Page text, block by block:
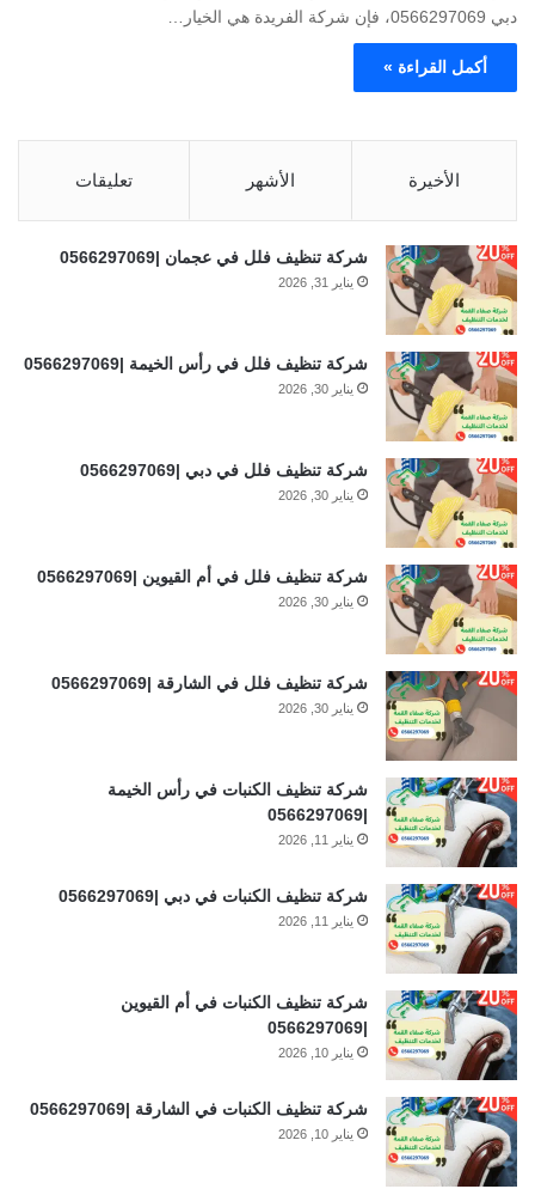
دبي 0566297069، فإن شركة الفريدة هي الخيار…
أكمل القراءة »
الأخيرة الأشهر تعليقات
شركة تنظيف فلل في عجمان |0566297069
يناير 31, 2026
شركة تنظيف فلل في رأس الخيمة |0566297069
يناير 30, 2026
شركة تنظيف فلل في دبي |0566297069
يناير 30, 2026
شركة تنظيف فلل في أم القيوين |0566297069
يناير 30, 2026
شركة تنظيف فلل في الشارقة |0566297069
يناير 30, 2026
شركة تنظيف الكنبات في رأس الخيمة
|0566297069
يناير 11, 2026
شركة تنظيف الكنبات في دبي |0566297069
يناير 11, 2026
شركة تنظيف الكنبات في أم القيوين
|0566297069
يناير 10, 2026
شركة تنظيف الكنبات في الشارقة |0566297069
يناير 10, 2026